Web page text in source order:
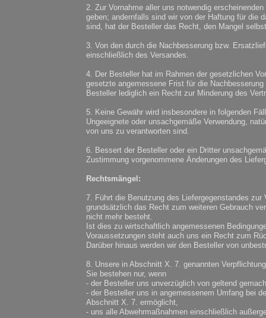
2. Zur Vornahme aller uns notwendig
geben; andernfalls sind wir von der Haftung für die
sind, hat der Besteller das Recht, den Mangel
3. Von den durch die Nachbesserung bzw.
einschließlich des Versandes.
4. Der Besteller hat im Rahmen der gesetzlichen
gesetzte angemessene Frist für die
Besteller lediglich ein Recht zur Minderung des
5. Keine Gewähr wird insbesondere in folgenden
Ungeeignete oder unsachgemäße Verwendung,
von uns zu verantworten sind.
6. Bessert der Besteller oder ein Dritter
Zustimmung vorgenommene Änderungen des
Rechtsmängel:
7. Führt die Benutzung des Liefergegenstandes
grundsätzlich das Recht zum weiteren Gebrauch
nicht mehr besteht.
Ist dies zu wirtschaftlich angemessenen
Voraussetzungen steht auch uns ein Recht zum
Darüber hinaus werden wir den Besteller von
8. Unsere in Abschnitt X. 7. genannten
Sie bestehen nur, wenn
- der Besteller uns unverzüglich von geltend
- der Besteller uns in angemessenem Umfang bei
Abschnitt X. 7. ermöglicht,
- uns alle Abwehrmaßnahmen einschließlich